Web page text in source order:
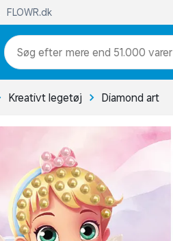
FLOWR.dk
mere end 51.000 varer
Kreativt legetøj Diamond art